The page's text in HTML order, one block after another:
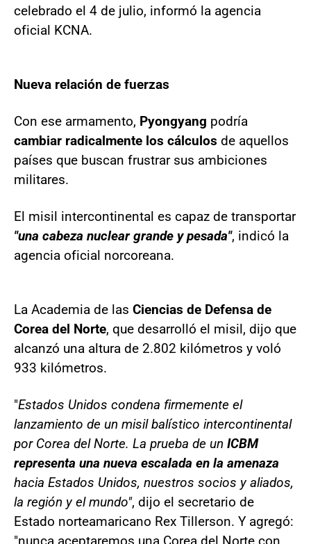
celebrado el 4 de julio, informó la agencia
oficial KCNA.
Nueva relación de fuerzas
Con ese armamento, Pyongyang podría
cambiar radicalmente los cálculos de aquellos
países que buscan frustrar sus ambiciones
militares.
El misil intercontinental es capaz de transportar
"una cabeza nuclear grande y pesada", indicó la
agencia oficial norcoreana.
La Academia de las Ciencias de Defensa de
Corea del Norte, que desarrolló el misil, dijo que
alcanzó una altura de 2.802 kilómetros y voló
933 kilómetros.
"Estados Unidos condena firmemente el
lanzamiento de un misil balístico intercontinental
por Corea del Norte. La prueba de un ICBM
representa una nueva escalada en la amenaza
hacia Estados Unidos, nuestros socios y aliados,
la región y el mundo", dijo el secretario de
Estado norteamaricano Rex Tillerson. Y agregó: